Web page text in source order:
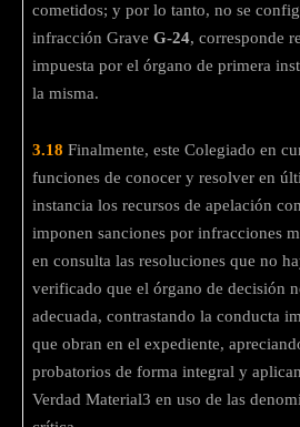
cometidos; y por lo tanto, no se
infracción Grave G-24, corresponde
impuesta por el órgano de primera
la misma.
3.18 Finalmente, este Colegiado en
funciones de conocer y resolver en
instancia los recursos de apelación
imponen sanciones por infracciones
en consulta las resoluciones que no
verificado que el órgano de decisión
adecuada, contrastando la conducta
que obran en el expediente,
probatorios de forma integral y
Verdad Material3 en uso de las